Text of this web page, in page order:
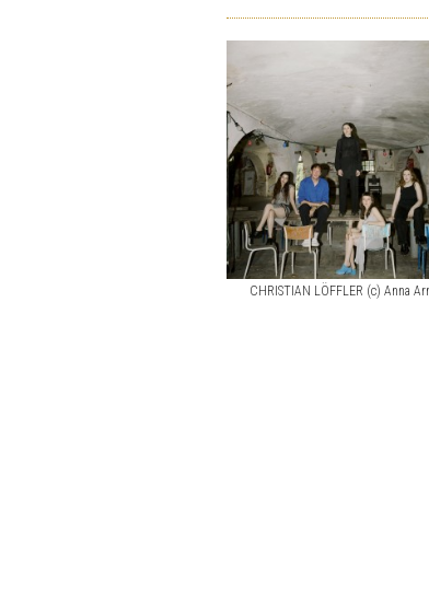
CHRISTIAN LÖFFLER (c) Anna